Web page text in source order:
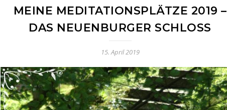
MEINE MEDITATIONSPLÄTZE 2019 –
DAS NEUENBURGER SCHLOSS
15. April 2019